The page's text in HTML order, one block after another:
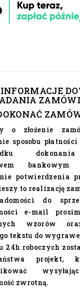
o złożenie
sposobu
potwierdzenia
to realizację
do
e-mail
wzorów
tekstu do
24h roboczych
projekt,
zwrotną.